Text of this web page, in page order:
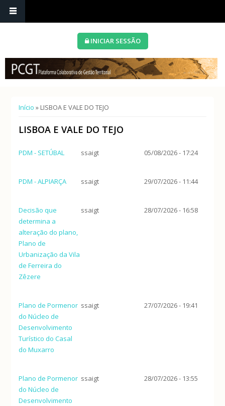
INICIAR SESSÃO
Está aqui
Início » LISBOA E VALE DO TEJO
LISBOA E VALE DO TEJO
PDM - SETÚBAL ssaigt 05/08/2026 - 17:24
PDM - ALPIARÇA ssaigt 29/07/2026 - 11:44
Decisão que
determina a
alteração do plano,
Plano de
Urbanização da Vila
de Ferreira do
Zêzere
ssaigt 28/07/2026 - 16:58
Plano de Pormenor
do Núcleo de
Desenvolvimento
Turístico do Casal
do Muxarro
ssaigt 27/07/2026 - 19:41
Plano de Pormenor
do Núcleo de
Desenvolvimento
ssaigt 28/07/2026 - 13:55